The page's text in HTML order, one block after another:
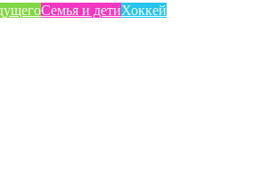
Семья и детиХоккей